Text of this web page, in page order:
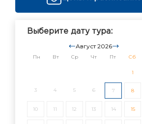
Выберите дату тура:
Август 2026
Пн Вт Ср Чт Пт Сб
1
3 4 5 6 7 8
10 11 12 13 14 15